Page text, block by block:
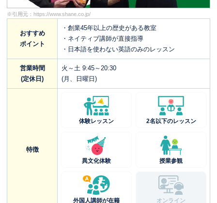
※引用元： https://www.shane.co.jp/
おすすめ
ポイント
・創業45年以上の歴史がある教室
・ネイティブ講師が直接指導
・日本語を使わない英語のみのレッスン
営業時間
(定休日)
火～土 9:45～20:30
(月、日曜日)
特徴
体験レッスン 2名以下のレッスン
異文化体験 授業参観
外国人講師が在籍 オンライン